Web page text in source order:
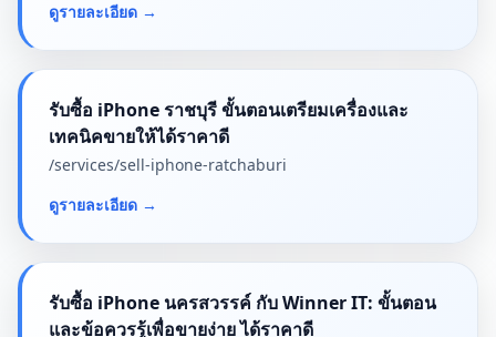
ดูรายละเอียด →
รับซื้อ iPhone ราชบุรี ขั้นตอนเตรียมเครื่องและ
เทคนิคขายให้ได้ราคาดี
/services/sell-iphone-ratchaburi
ดูรายละเอียด →
รับซื้อ iPhone นครสวรรค์ กับ Winner IT: ขั้นตอน
และข้อควรรู้เพื่อขายง่าย ได้ราคาดี